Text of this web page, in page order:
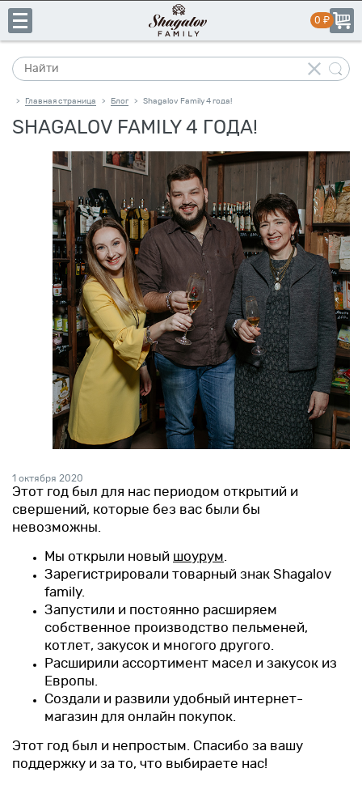
(831)
Каталог
производство
Новинки
Рецепты
Блог
Оплата/доставка
Контакты
сб-вс:
выходной
Главная страница > Блог > Shagalov Family 4 года!
SHAGALOV FAMILY 4 ГОДА!
1 октября 2020
Этот год был для нас периодом открытий и
свершений, которые без вас были бы
невозможны.
Мы открыли новый шоурум
Зарегистрировали товарный знак Shagalov
family.
Запустили и постоянно расширяем
собственное производство пельменей,
котлет, закусок и многого другого.
Расширили ассортимент масел и закусок из
Европы.
Создали и развили удобный интернет-
магазин для онлайн покупок.
Этот год был и непростым. Спасибо за вашу
поддержку и за то, что выбираете нас!